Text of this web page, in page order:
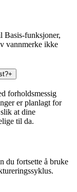
Basis-funksjoner,
vannmerke ikke
+
forholdsmessig
er planlagt for
at dine
til da.
du fortsette å bruke